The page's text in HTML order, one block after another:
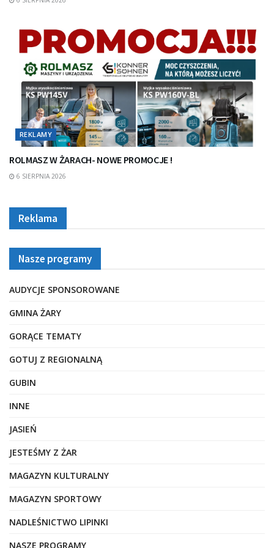
REKLAMY
ROLMASZ W ŻARACH- NOWE PROMOCJE !
6 SIERPNIA 2026
Reklama
Nasze programy
AUDYCJE SPONSOROWANE
GMINA ŻARY
GORĄCE TEMATY
GOTUJ Z REGIONALNĄ
GUBIN
INNE
JASIEŃ
JESTEŚMY Z ŻAR
MAGAZYN KULTURALNY
MAGAZYN SPORTOWY
NADLEŚNICTWO LIPINKI
NASZE PROGRAMY